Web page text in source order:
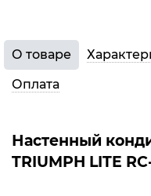
О товаре
Оплата
Настенный
TRIUMPH LITE